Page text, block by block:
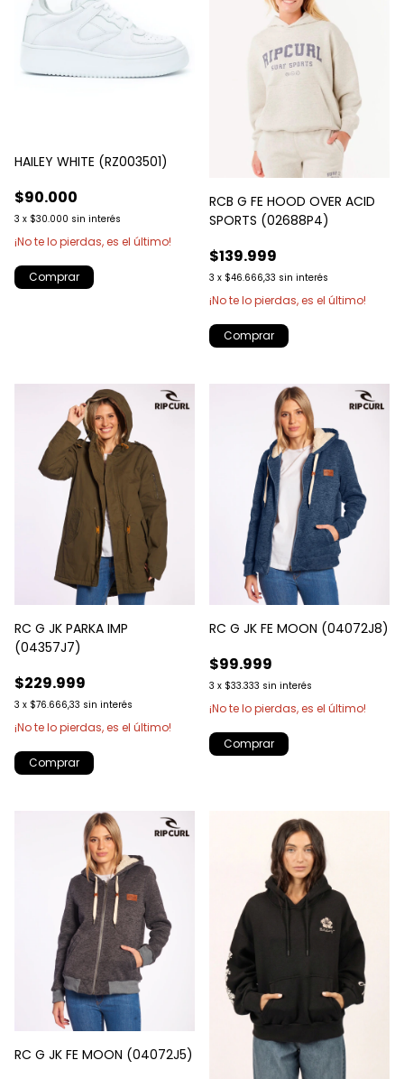
HAILEY WHITE (RZ003501)
$90.000
3 x $30.000 sin interés
¡No te lo pierdas, es el último!
Comprar
RCB G FE HOOD OVER ACID
SPORTS (02688P4)
$139.999
3 x $46.666,33 sin interés
¡No te lo pierdas, es el último!
Comprar
RC G JK PARKA IMP
(04357J7)
$229.999
3 x $76.666,33 sin interés
¡No te lo pierdas, es el último!
Comprar
RC G JK FE MOON (04072J8)
$99.999
3 x $33.333 sin interés
¡No te lo pierdas, es el último!
Comprar
RC G JK FE MOON (04072J5)